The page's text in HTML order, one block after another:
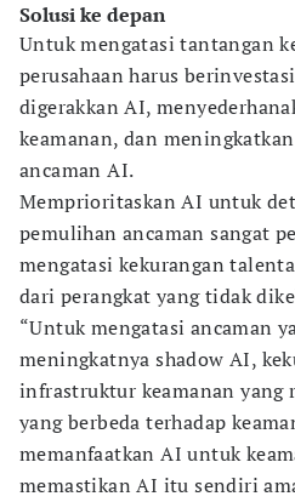
Solusi ke depan
Untuk mengatasi tantangan
perusahaan harus
digerakkan AI,
keamanan, dan
ancaman AI.
Memprioritaskan AI untuk
pemulihan ancaman sangat
mengatasi kekurangan
dari perangkat yang tidak
“Untuk mengatasi ancaman
meningkatnya shadow AI,
infrastruktur keamanan yang
yang berbeda terhadap
memanfaatkan AI untuk
memastikan AI itu sendiri